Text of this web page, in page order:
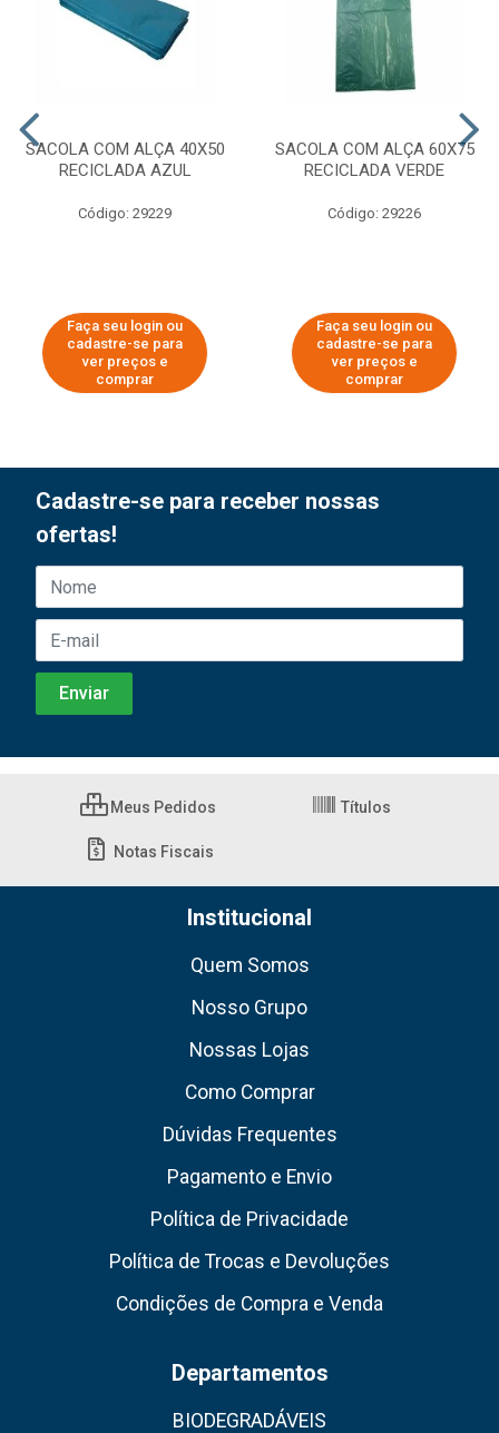
SACOLA COM ALÇA 40X50
RECICLADA AZUL
Código: 29229
Faça seu login ou
cadastre-se para
ver preços e
comprar
SACOLA COM ALÇA 60X75
RECICLADA VERDE
Código: 29226
Faça seu login ou
cadastre-se para
ver preços e
comprar
Cadastre-se para receber nossas
ofertas!
Meus Pedidos Títulos
Notas Fiscais
Institucional
Quem Somos
Nosso Grupo
Nossas Lojas
Como Comprar
Dúvidas Frequentes
Pagamento e Envio
Política de Privacidade
Política de Trocas e Devoluções
Condições de Compra e Venda
Departamentos
BIODEGRADÁVEIS